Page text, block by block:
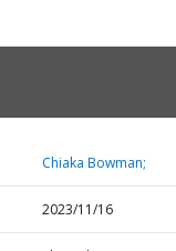
Chiaka Bowman;
2023/11/16